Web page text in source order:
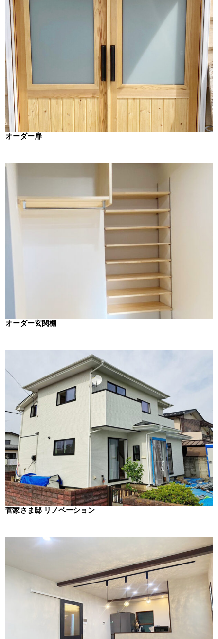
オーダー扉
オーダー玄関棚
菅家さま邸 リノベーション